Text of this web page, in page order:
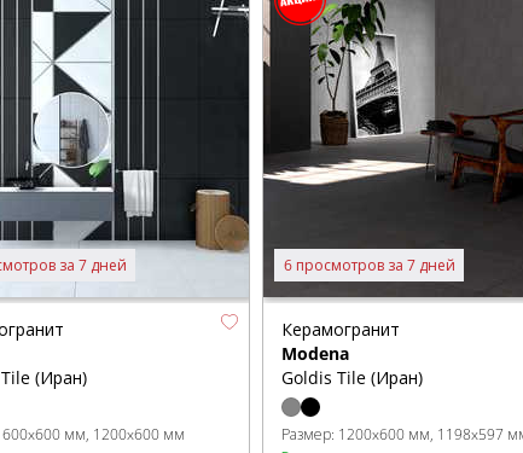
за 7 дней
(Иран)
600x600 мм 1200x600 мм
6 просмотров за 7 дней
Керамогранит
Modena
Goldis Tile (Иран)
Размер: 1200x600 мм 1198x597